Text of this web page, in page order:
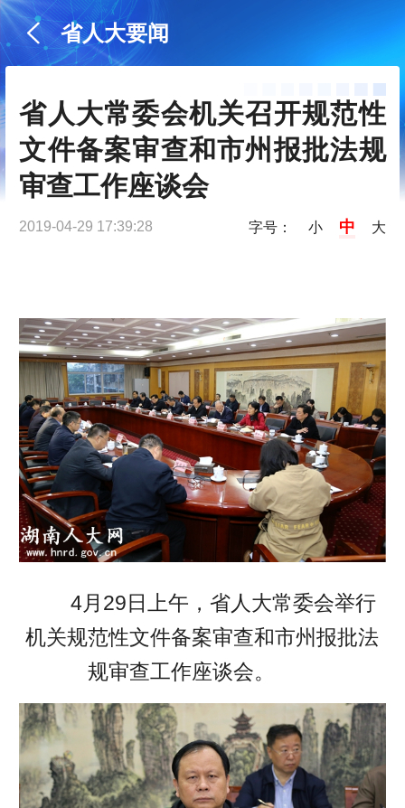
省人大要闻
省人大常委会机关召开规范性
文件备案审查和市州报批法规
审查工作座谈会
2019-04-29 17:39:28 字号： 小 中 大
4月29日上午，省人大常委会举行
机关规范性文件备案审查和市州报批法
规审查工作座谈会。